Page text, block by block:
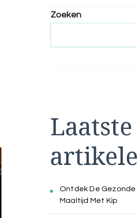
Zoeken
Laatste
Ontdek De Gezonde
Maaltijd Met Kip